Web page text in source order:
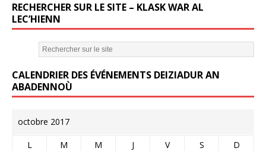
RECHERCHER SUR LE SITE – KLASK WAR AL
LEC’HIENN
CALENDRIER DES ÉVÉNEMENTS DEIZIADUR AN
ABADENNOÙ
octobre 2017
L M M J V S
D